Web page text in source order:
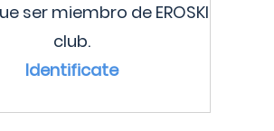
ser miembro de EROSKI
club.
Identificate